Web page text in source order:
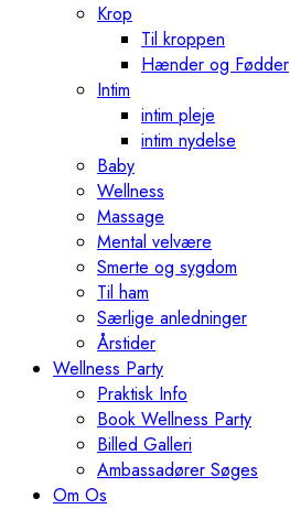
Krop
Til kroppen
Hænder og Fødder
Intim
intim pleje
intim nydelse
Baby
Wellness
Massage
Mental velvære
Smerte og sygdom
Til ham
Særlige anledninger
Årstider
Wellness Party
Praktisk Info
Book Wellness Party
Billed Galleri
Ambassadører Søges
Om Os